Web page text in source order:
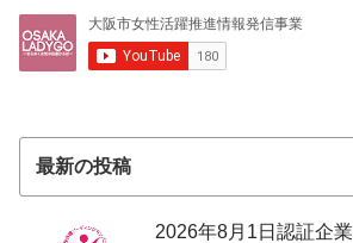
最新の投稿
2026年8月1日認証企業